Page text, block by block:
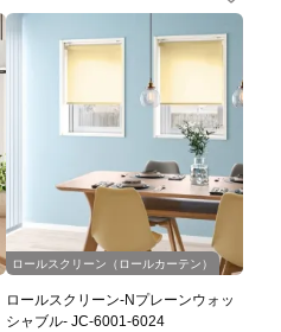
JCオリジナル
ロールスクリーン（ロールカーテン）
ロールスクリーン-Nプレーンウォッ
シャブル- JC-6001-6024